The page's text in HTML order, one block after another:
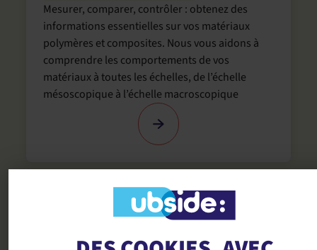
Mesurer, comparer, contrôler : obtenez des
informations essentielles sur vos matériaux
polymères et composites. Nous vous aidons à
comprendre les comportements de vos
matériaux à toutes les échelles, de l’échelle
mésoscopique à l’échelle macroscopique
Éco-conception et ACV